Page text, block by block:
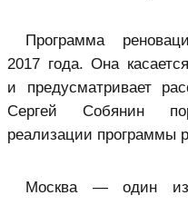
Программа
2017 года. Она
и предусматривает
Сергей Собянин
реализации программы
Москва — один из